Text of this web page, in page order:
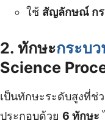
ใช้ สัญลักษณ์ กร
2. ทักษะกระบ
Science
เป็นทักษะระดับสูงที่ช่
ประกอบด้วย 6 ทักษะ